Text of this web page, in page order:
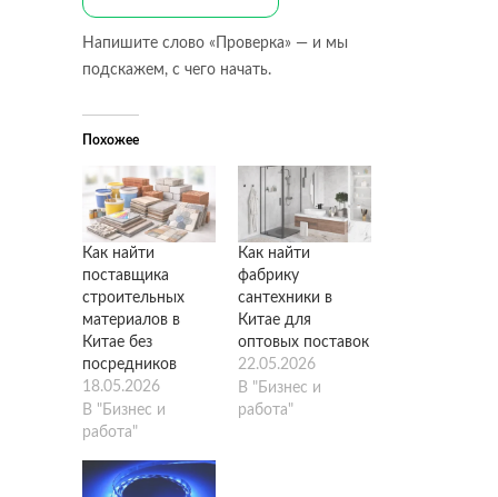
Напишите слово «Проверка» — и мы
подскажем, с чего начать.
Похожее
Как найти
поставщика
строительных
материалов в
Китае без
посредников
18.05.2026
В "Бизнес и
работа"
Как найти
фабрику
сантехники в
Китае для
оптовых поставок
22.05.2026
В "Бизнес и
работа"